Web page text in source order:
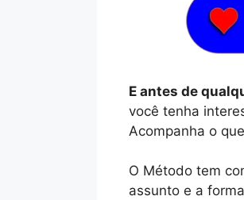
E antes de
você tenha
Acompanha o
O Método tem
assunto e a